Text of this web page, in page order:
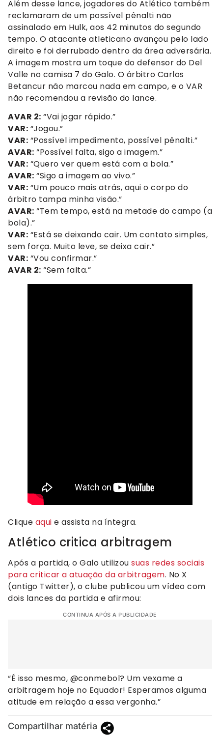
Além desse lance, jogadores do Atlético também
reclamaram de um possível pênalti não
assinalado em Hulk, aos 42 minutos do segundo
tempo. O atacante atleticano avançou pelo lado
direito e foi derrubado dentro da área adversária.
A imagem mostra um toque do defensor do Del
Valle no camisa 7 do Galo. O árbitro Carlos
Betancur não marcou nada em campo, e o VAR
não recomendou a revisão do lance.
AVAR 2: “Vai jogar rápido.”
VAR: “Jogou.”
VAR: “Possível impedimento, possível pênalti.”
AVAR: “Possível falta, sigo a imagem.”
VAR: “Quero ver quem está com a bola.”
AVAR: “Sigo a imagem ao vivo.”
VAR: “Um pouco mais atrás, aqui o corpo do
árbitro tampa minha visão.”
AVAR: “Tem tempo, está na metade do campo (a
bola).”
VAR: “Está se deixando cair. Um contato simples,
sem força. Muito leve, se deixa cair.”
VAR: “Vou confirmar.”
AVAR 2: “Sem falta.”
Clique aqui e assista na íntegra.
Atlético critica arbitragem
Após a partida, o Galo utilizou suas redes sociais
para criticar a atuação da arbitragem. No X
(antigo Twitter), o clube publicou um vídeo com
dois lances da partida e afirmou:
CONTINUA APÓS A PUBLICIDADE
“É isso mesmo, @conmebol? Um vexame a
arbitragem hoje no Equador! Esperamos alguma
atitude em relação a essa vergonha.”
Compartilhar matéria